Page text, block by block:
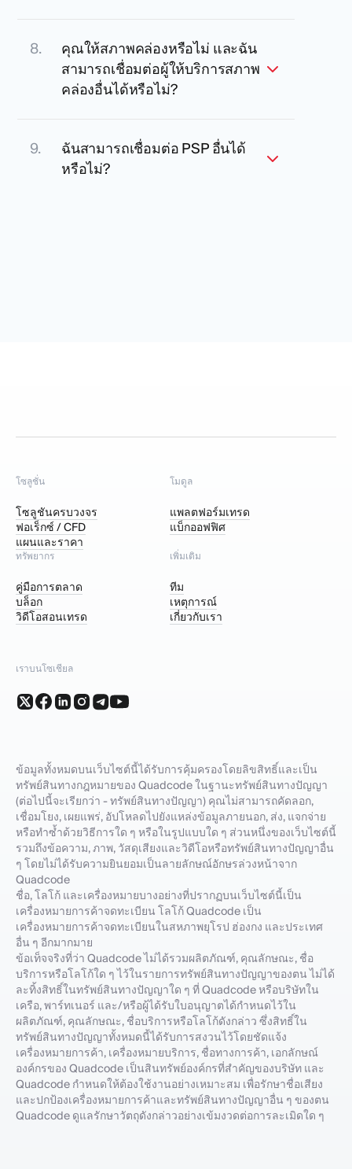
คุณให้สภาพคล่องหรือไม่ และฉัน
สามารถเชื่อมต่อผู้ให้บริการสภาพ
คล่องอื่นได้หรือไม่?
ฉันสามารถเชื่อมต่อ PSP อื่นได้
หรือไม่?
โซลูชั่น
โซลูชันครบวงจร
ฟอเร็กซ์ / CFD
แผนและราคา
โมดูล
แพลตฟอร์มเทรด
แบ็กออฟฟิศ
ทรัพยากร
คู่มือการตลาด
บล็อก
วิดีโอสอนเทรด
เพิ่มเติม
ทีม
เหตุการณ์
เกี่ยวกับเรา
เราบนโซเชียล
ข้อมูลทั้งหมดบนเว็บไซต์นี้ได้รับการคุ้มครองโดยลิขสิทธิ์และเป็น
ทรัพย์สินทางกฎหมายของ Quadcode ในฐานะทรัพย์สินทางปัญญา
(ต่อไปนี้จะเรียกว่า - ทรัพย์สินทางปัญญา) คุณไม่สามารถคัดลอก,
เชื่อมโยง, เผยแพร่, อัปโหลดไปยังแหล่งข้อมูลภายนอก, ส่ง, แจกจ่าย
หรือทำซ้ำด้วยวิธีการใด ๆ หรือในรูปแบบใด ๆ ส่วนหนึ่งของเว็บไซต์นี้
รวมถึงข้อความ, ภาพ, วัสดุเสียงและวิดีโอหรือทรัพย์สินทางปัญญาอื่น
ๆ โดยไม่ได้รับความยินยอมเป็นลายลักษณ์อักษรล่วงหน้าจาก
Quadcode
ชื่อ, โลโก้ และเครื่องหมายบางอย่างที่ปรากฏบนเว็บไซต์นี้เป็น
เครื่องหมายการค้าจดทะเบียน โลโก้ Quadcode เป็น
เครื่องหมายการค้าจดทะเบียนในสหภาพยุโรป ฮ่องกง และประเทศ
อื่น ๆ อีกมากมาย
ข้อเท็จจริงที่ว่า Quadcode ไม่ได้รวมผลิตภัณฑ์, คุณลักษณะ, ชื่อ
บริการหรือโลโก้ใด ๆ ไว้ในรายการทรัพย์สินทางปัญญาของตน ไม่ได้
ละทิ้งสิทธิ์ในทรัพย์สินทางปัญญาใด ๆ ที่ Quadcode หรือบริษัทใน
เครือ, พาร์ทเนอร์ และ/หรือผู้ได้รับใบอนุญาตได้กำหนดไว้ใน
ผลิตภัณฑ์, คุณลักษณะ, ชื่อบริการหรือโลโก้ดังกล่าว ซึ่งสิทธิ์ใน
ทรัพย์สินทางปัญญาทั้งหมดนี้ได้รับการสงวนไว้โดยชัดแจ้ง
เครื่องหมายการค้า, เครื่องหมายบริการ, ชื่อทางการค้า, เอกลักษณ์
องค์กรของ Quadcode เป็นสินทรัพย์องค์กรที่สำคัญของบริษัท และ
Quadcode กำหนดให้ต้องใช้งานอย่างเหมาะสม เพื่อรักษาชื่อเสียง
และปกป้องเครื่องหมายการค้าและทรัพย์สินทางปัญญาอื่น ๆ ของตน
Quadcode ดูแลรักษาวัตถุดังกล่าวอย่างเข้มงวดต่อการละเมิดใด ๆ